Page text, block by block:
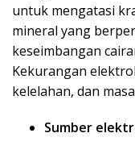
untuk mengatasi
mineral yang
keseimbangan
Kekurangan
kelelahan, dan
Sumber